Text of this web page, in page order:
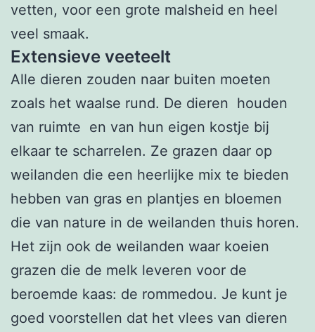
vetten, voor een grote malsheid en heel
veel smaak.
Extensieve veeteelt
Alle dieren zouden naar buiten moeten
zoals het waalse rund. De dieren houden
van ruimte en van hun eigen kostje bij
elkaar te scharrelen. Ze grazen daar op
weilanden die een heerlijke mix te bieden
hebben van gras en plantjes en bloemen
die van nature in de weilanden thuis horen.
Het zijn ook de weilanden waar koeien
grazen die de melk leveren voor de
beroemde kaas: de rommedou. Je kunt je
goed voorstellen dat het vlees van dieren